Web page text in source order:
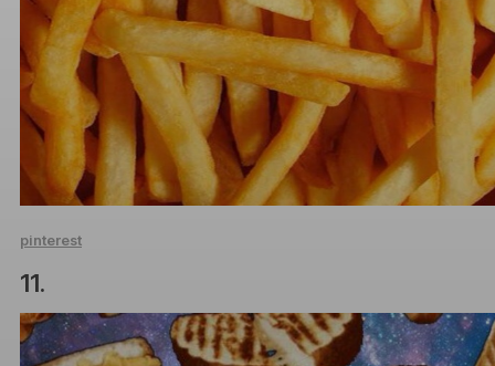
pinterest
11.